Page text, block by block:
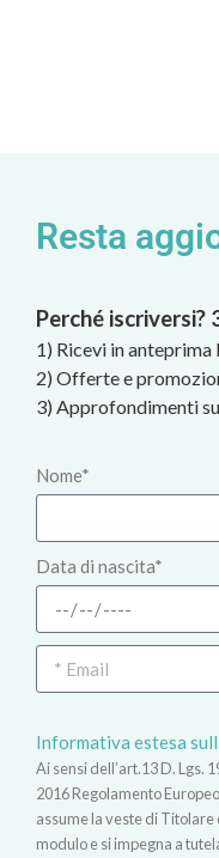
Resta
Perché iscriversi?
1) Ricevi in anteprima
2) Offerte e
3) Approfondimenti
Nome*
Data di nascita*
Informativa estesa
Ai sensi dell’art.13 D. Lgs.
2016 Regolamento
assume la veste di
modulo e si impegna a